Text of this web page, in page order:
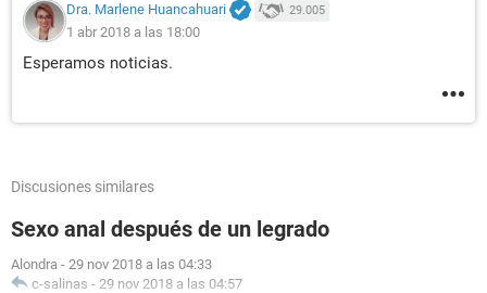
Dra. Marlene Huancahuari 29.005
1 abr 2018 a las 18:00
Esperamos noticias.
Discusiones similares
Sexo anal después de un legrado
Alondra - 29 nov 2018 a las 04:33
c-salinas - 29 nov 2018 a las 04:57